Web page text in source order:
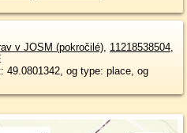
v JOSM (pokročilé), 11218538504,
49.0801342, og type: place, og